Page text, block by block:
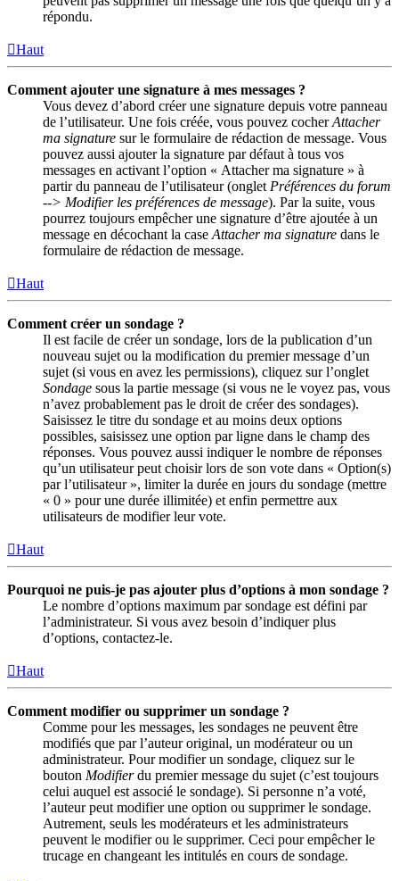
répondu.
Haut
Comment ajouter une signature à mes messages ?
Vous devez d’abord créer une signature depuis votre panneau
de l’utilisateur. Une fois créée, vous pouvez cocherAttacher
ma signature sur le formulaire de rédaction de message. Vous
pouvez aussi ajouter la signature par défaut à tous vos
messages en activant l’option « Attacher ma signature » à
partir du panneau de l’utilisateur (onglet Préférences du forum
--> Modifier les préférences de message). Par la suite, vous
pourrez toujours empêcher une signature d’être ajoutée à un
message en décochant la case Attacher ma signature dans le
formulaire de rédaction de message.
Haut
Comment créer un sondage ?
Il est facile de créer un sondage, lors de la publication d’un
nouveau sujet ou la modification du premier message d’un
sujet (si vous en avez les permissions), cliquez sur l’onglet
Sondage sous la partie message (si vous ne le voyez pas, vous
n’avez probablement pas le droit de créer des sondages).
Saisissez le titre du sondage et au moins deux options
possibles, saisissez une option par ligne dans le champ des
réponses. Vous pouvez aussi indiquer le nombre de réponses
qu’un utilisateur peut choisir lors de son vote dans « Option(s)
par l’utilisateur », limiter la durée en jours du sondage (mettre
« 0 » pour une durée illimitée) et enfin permettre aux
utilisateurs de modifier leur vote.
Haut
Pourquoi ne puis-je pas ajouter plus d’options à mon sondage ?
Le nombre d’options maximum par sondage est défini par
l’administrateur. Si vous avez besoin d’indiquer plus
d’options, contactez-le.
Haut
Comment modifier ou supprimer un sondage ?
Comme pour les messages, les sondages ne peuvent être
modifiés que par l’auteur original, un modérateur ou un
administrateur. Pour modifier un sondage, cliquez sur le
bouton Modifierdu premier message du sujet (c’est toujours
celui auquel est associé le sondage). Si personne n’a voté,
l’auteur peut modifier une option ou supprimer le sondage.
Autrement, seuls les modérateurs et les administrateurs
peuvent le modifier ou le supprimer. Ceci pour empêcher le
trucage en changeant les intitulés en cours de sondage.